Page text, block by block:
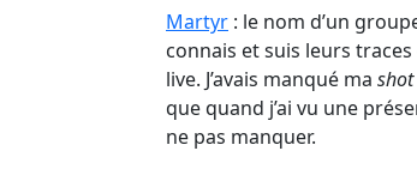
Martyr : le nom d’un
connais et suis leurs
live. J’avais manqué ma shot
que quand j’ai vu une
ne pas manquer.